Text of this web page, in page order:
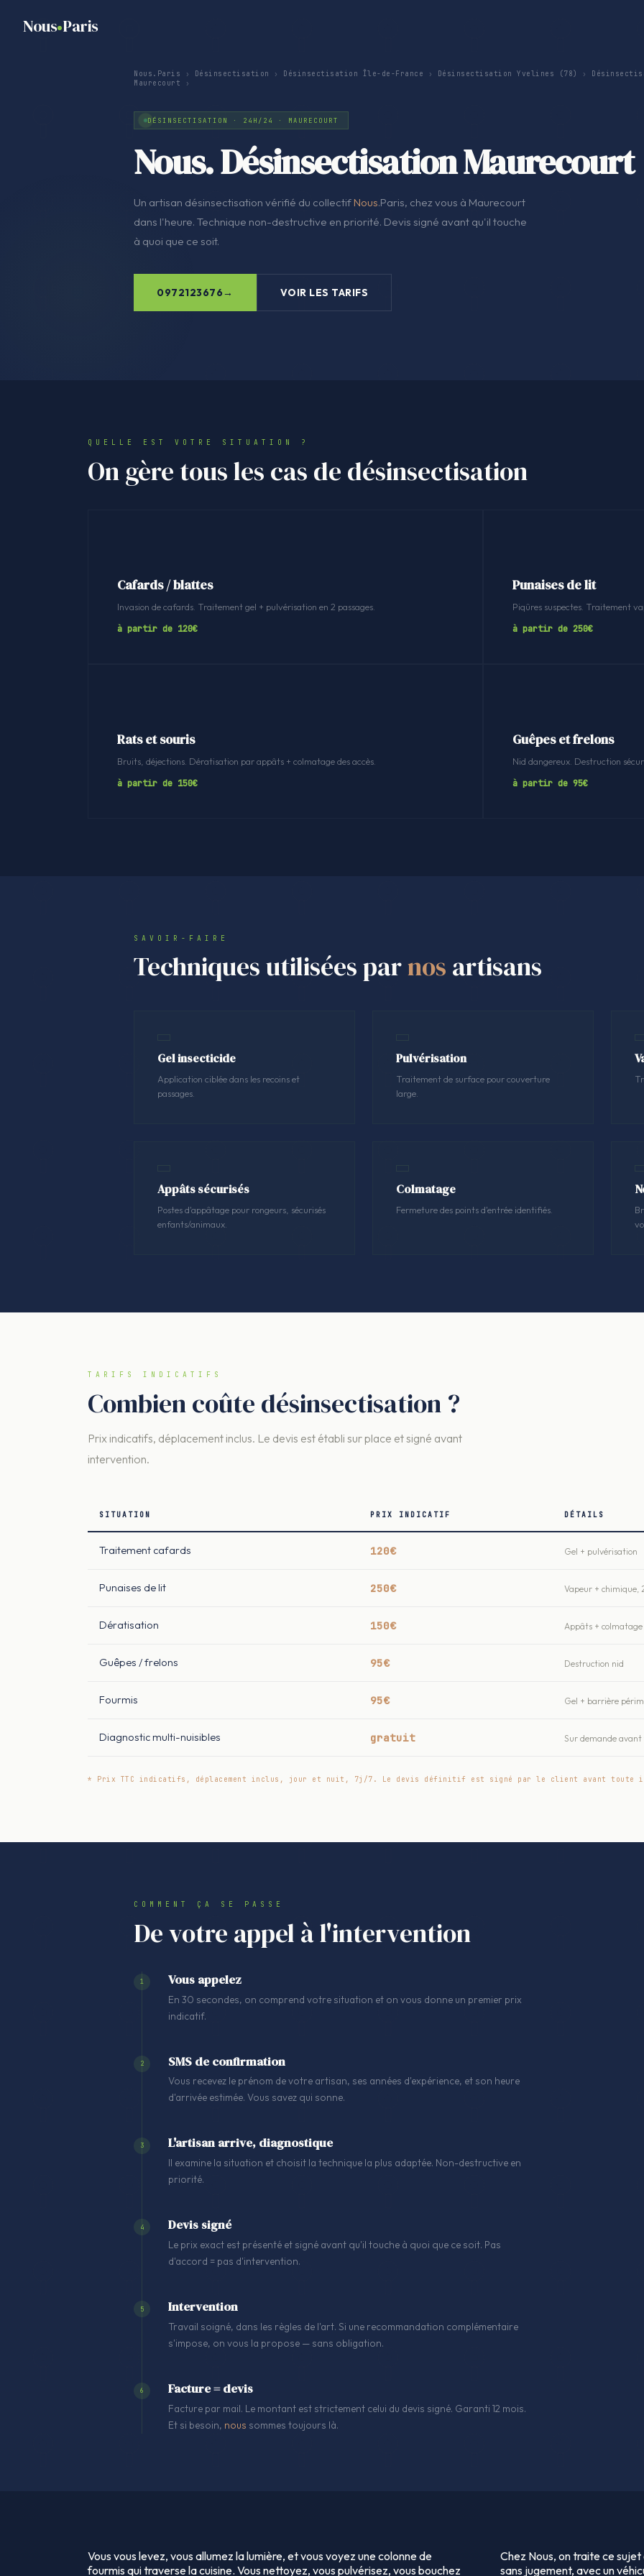
Nous Paris
Nous.Paris › Désinsectisation › Désinsectisation Île-de-France › Désinsectisation Yvelines (78) ›
Maurecourt ›
DÉSINSECTISATION · 24H/24 · MAURECOURT
Nous. Désinsectisation Maurecourt
Un artisan désinsectisation vérifié du collectifNous.Paris, chez vous à Maurecourt
dans l'heure. Technique non-destructive en priorité. Devis signé avant qu'il touche
à quoi que ce soit.
0972123676 VOIR LES TARIFS
QUELLE EST VOTRE SITUATION ?
On gère tous les cas de désinsectisation
Cafards / blattes
Invasion de cafards. Traitement gel + pulvérisation en 2 passages.
à partir de 120€
Punaises de lit
Piqûres suspectes. Traitement
à partir de 250€
Rats et souris
Bruits, déjections. Dératisation par appâts + colmatage des accès.
à partir de 150€
Guêpes et frelons
Nid dangereux. Destruction
à partir de 95€
SAVOIR-FAIRE
Techniques utilisées parnos artisans
Gel insecticide
Application ciblée dans les recoins et
passages.
Pulvérisation
Traitement de surface pour couverture
large.
Appâts sécurisés
Postes d'appâtage pour rongeurs, sécurisés
enfants/animaux.
Colmatage
Fermeture des points d'entrée identifiés.
TARIFS INDICATIFS
Combien coûte désinsectisation ?
Prix indicatifs, déplacement inclus. Le devis est établi sur place et signé avant
intervention.
SITUATION PRIX INDICATIF DÉTAILS
Traitement cafards 120€ Gel + pulvérisation
Punaises de lit 250€ Vapeur + chimique,
Dératisation 150€ Appâts + colmatage
Guêpes / frelons 95€ Destruction nid
Fourmis 95€ Gel + barrière
Diagnostic multi-nuisibles gratuit Sur demande
* Prix TTC indicatifs, déplacement inclus, jour et nuit, 7j/7. Le devis définitif est signé par le client avant toute
COMMENT ÇA SE PASSE
De votre appel à l'intervention
1 Vous appelez
En 30 secondes, on comprend votre situation et on vous donne un premier prix
indicatif.
2 SMS de confirmation
Vous recevez le prénom de votre artisan, ses années d'expérience, et son heure
d'arrivée estimée. Vous savez qui sonne.
3 L'artisan arrive, diagnostique
Il examine la situation et choisit la technique la plus adaptée. Non-destructive en
priorité.
4 Devis signé
Le prix exact est présenté et signé avant qu'il touche à quoi que ce soit. Pas
d'accord = pas d'intervention.
5 Intervention
Travail soigné, dans les règles de l'art. Si une recommandation complémentaire
s'impose, on vous la propose — sans obligation.
6 Facture = devis
Facture par mail. Le montant est strictement celui du devis signé. Garanti 12 mois.
Et si besoin, nous sommes toujours là.
Vous vous levez, vous allumez la lumière, et vous voyez une colonne de
fourmis qui traverse la cuisine. Vous nettoyez, vous pulvérisez, vous bouchez
Chez Nous, on traite ce
sans jugement, avec un